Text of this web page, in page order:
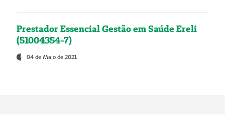
Prestador Essencial Gestão em Saúde Ereli
(51004354-7)
04 de Maio de 2021